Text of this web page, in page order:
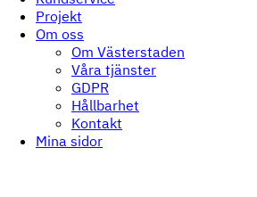
Projekt
Om oss
Om Västerstaden
Våra tjänster
GDPR
Hållbarhet
Kontakt
Mina sidor